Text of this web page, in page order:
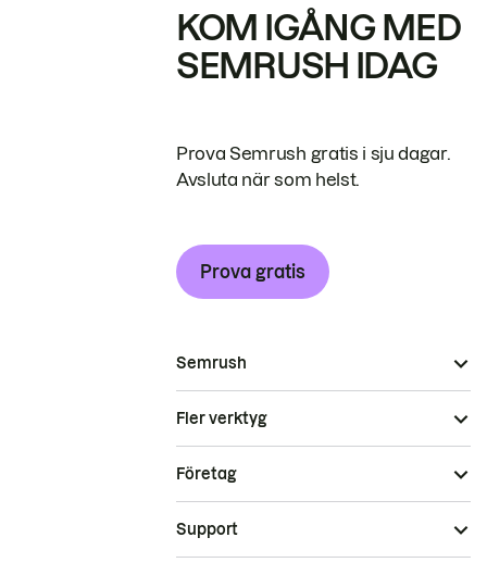
KOM IGÅNG MED
SEMRUSH IDAG
Prova Semrush gratis i sju dagar.
Avsluta när som helst.
Prova gratis
Semrush
Fler verktyg
Företag
Support